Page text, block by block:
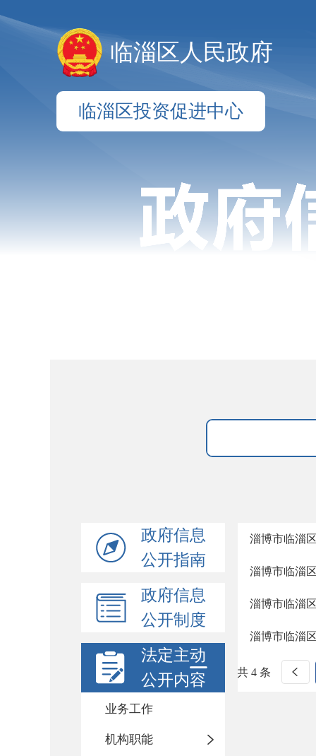
临淄区人民政府
临淄区投资促进中心
政府信息
公开指南
政府信息
公开制度
法定主动
公开内容
业务工作
机构职能
淄博市临淄
淄博市临淄
淄博市临淄
淄博市临淄
共 4 条